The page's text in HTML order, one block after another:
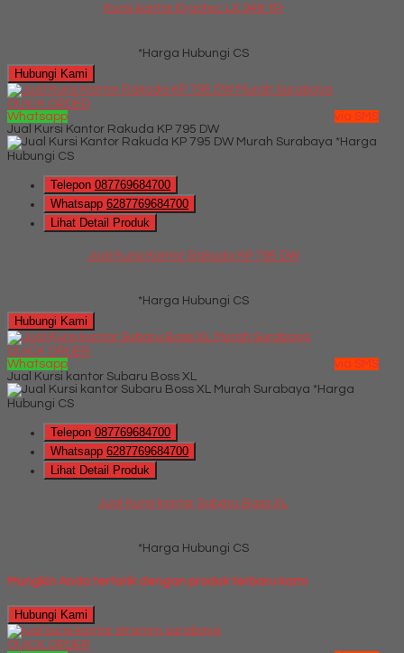
Kursi kantor Ergotec LX 946 TR
*Harga Hubungi CS
Hubungi Kami
QUICK ORDER
Whatsapp
via SMS
Jual Kursi Kantor Rakuda KP 795 DW
*Harga
Hubungi CS
Telepon 087769684700
Whatsapp 6287769684700
Lihat Detail Produk
Jual Kursi Kantor Rakuda KP 795 DW
*Harga Hubungi CS
Hubungi Kami
QUICK ORDER
Whatsapp
via SMS
Jual Kursi kantor Subaru Boss XL
*Harga
Hubungi CS
Telepon 087769684700
Whatsapp 6287769684700
Lihat Detail Produk
Jual Kursi kantor Subaru Boss XL
*Harga Hubungi CS
Mungkin Anda tertarik dengan produk terbaru kami
Hubungi Kami
QUICK ORDER